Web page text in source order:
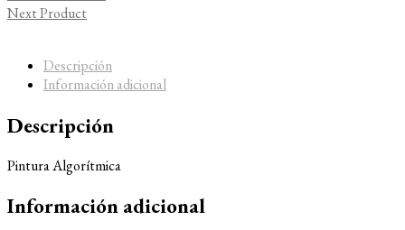
Next Product
Descripción
Información adicional
Descripción
Pintura Algorítmica
Información adicional